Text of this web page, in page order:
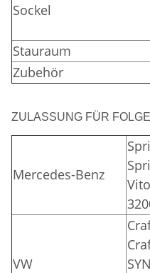
Sockel
Stauraum
Zubehör
ZULASSUNG FÜR
Mercedes-Benz
VW